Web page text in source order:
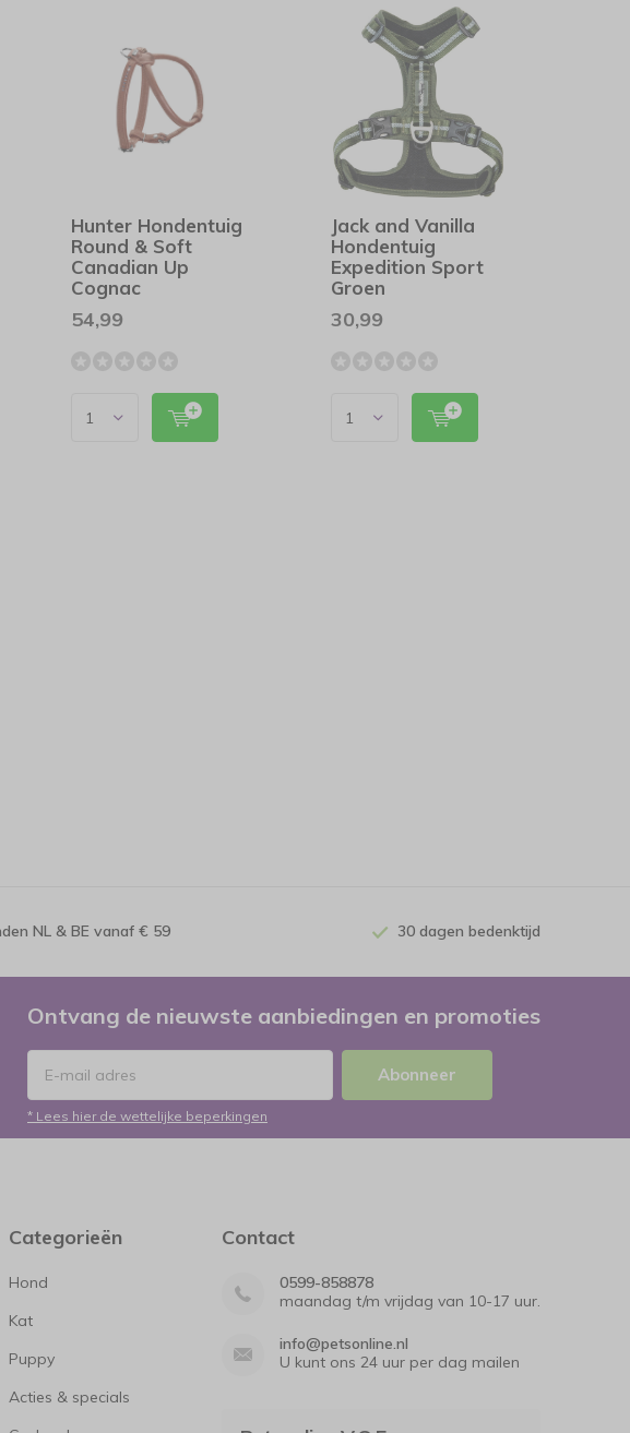
Hunter Hondentuig
Round & Soft
Canadian Up
Cognac
54,99
Jack and Vanilla
Hondentuig
Expedition Sport
Groen
30,99
NL & BE vanaf € 59 30 dagen bedenktijd
Ontvang de nieuwste aanbiedingen en promoties
Abonneer
* Lees hier de wettelijke beperkingen
Categorieën
Hond
Kat
Puppy
Acties & specials
Contact
0599-858878
maandag t/m vrijdag van 10-17 uur.
info@petsonline.nl
U kunt ons 24 uur per dag mailen